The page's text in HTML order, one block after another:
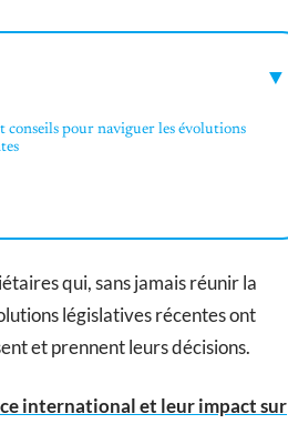
conseils pour naviguer les évolutions
qui, sans jamais réunir la
législatives récentes ont
et prennent leurs décisions.
international et leur impact sur